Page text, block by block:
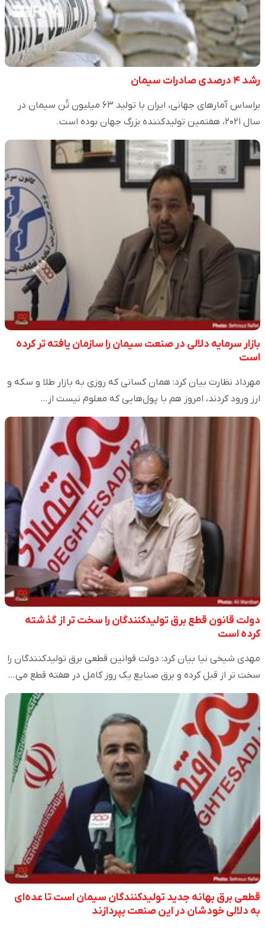
رشد ۴ درصدی صادرات سیمان
براساس آمارهای جهانی، ایران با تولید ۶۳ میلیون تُن سیمان در
سال ۲۰۲۱، هفتمین تولیدکننده بزرگ جهان بوده است.
بازار سرمایه دلالی در صنعت سیمان را سازمان یافته تر کرده
است
مهرداد نظارت بیان کرد: همان کسانی که روزی به بازار طلا و سکه و
ارز ورود کردند، امروز هم با پول‌هایی که معلوم نیست از…
دولت قانون قطع برق تولیدکنندگان را سخت تر از گذشته
کرده است
مهدی شیخی نیا بیان کرد: دولت قوانین قطعی برق تولیدکنندگان را
سخت تر از قبل کرده و برق صنایع یک روز کامل در هفته قطع می‌…
قطعی برق بهانه جدید تولیدکنندگان سیمان است تا عده‌ای
به دلالی خودشان در این صنعت بپردازند